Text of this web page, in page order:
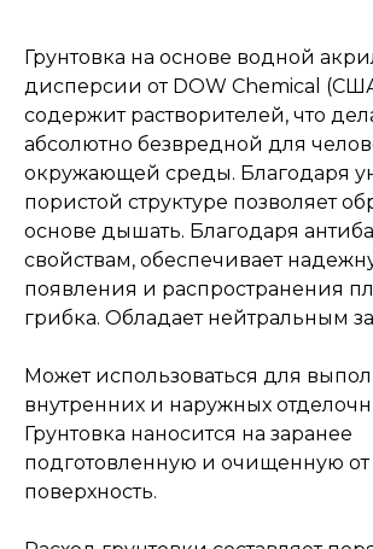
Грунтовка на основе водной
дисперсии от DOW Chemical
содержит растворителей, что
абсолютно безвредной для
окружающей среды. Благодаря
пористой структуре позволяет
основе дышать. Благодаря
свойствам, обеспечивает
появления и распространения
грибка. Обладает нейтральным
Может использоваться для
внутренних и наружных
Грунтовка наносится на заранее
подготовленную и очищенную от
поверхность.